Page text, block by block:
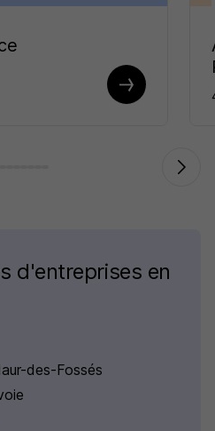
d'entreprises en
des-Fossés